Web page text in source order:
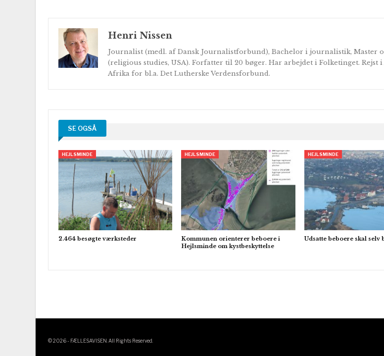
Henri Nissen
Journalist (medl. af Dansk Journalistforbund), Bachelor i journalistik, Master
(religious studies, USA). Forfatter til 20 bøger. Har arbejdet i Folketinget. Rejst i
Afrika for bl.a. Det Lutherske Verdensforbund.
SE OGSÅ
HEJLSMINDE
2.464 besøgte værksteder
HEJLSMINDE
Kommunen orienterer beboere i
Hejlsminde om kystbeskyttelse
HEJLSMINDE
Udsatte beboere skal selv
© 2026 - FÆLLESAVISEN. All Rights Reserved.